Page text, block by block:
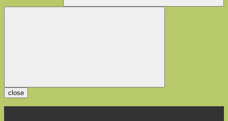
close